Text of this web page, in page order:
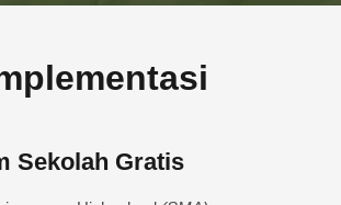
Sekolah Gratis